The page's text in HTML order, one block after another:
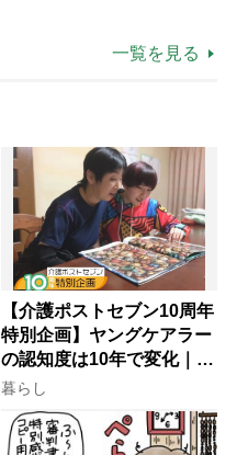
一覧を見る
【介護ポストセブン10周年
特別企画】ヤングケアラー
の認知度は10年で変化｜流
行語大賞にノミネート、法
律にも明記されたが果たし
て現在は？
暮らし